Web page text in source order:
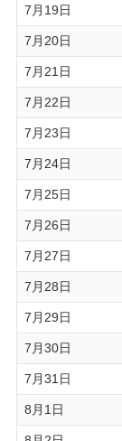
7月19日
7月20日
7月21日
7月22日
7月23日
7月24日
7月25日
7月26日
7月27日
7月28日
7月29日
7月30日
7月31日
8月1日